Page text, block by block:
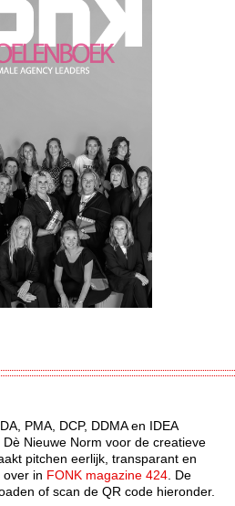
PMA, DCP, DDMA en IDEA
Nieuwe Norm voor de creatieve
pitchen eerlijk, transparant en
over in FONK magazine 424 . De
of scan de QR code hieronder.